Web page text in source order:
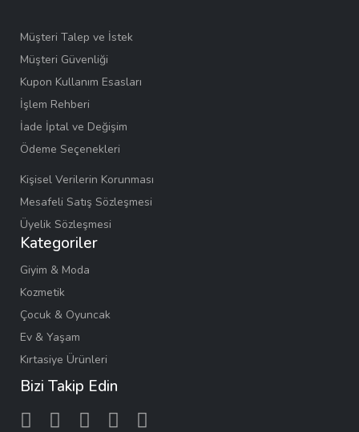
Müşteri Talep ve İstek
Müşteri Güvenliği
Kupon Kullanım Esasları
İşlem Rehberi
İade İptal ve Değişim
Ödeme Seçenekleri
Kişisel Verilerin Korunması
Mesafeli Satış Sözleşmesi
Üyelik Sözleşmesi
Kategoriler
Giyim & Moda
Kozmetik
Çocuk & Oyuncak
Ev & Yaşam
Kırtasiye Ürünleri
Bizi Takip Edin